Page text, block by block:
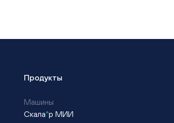
Продукты
Машины
Скала^р МИИ